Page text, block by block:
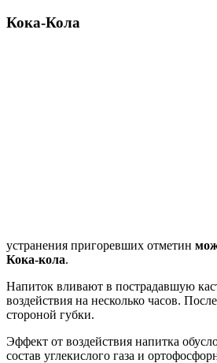
Кока-Кола
устранения пригоревших отметин
Кока-кола.
Напиток вливают в пострадавшую
воздействия на несколько часов.
стороной губки.
Эффект от воздействия напитка
состав углекислого газа и